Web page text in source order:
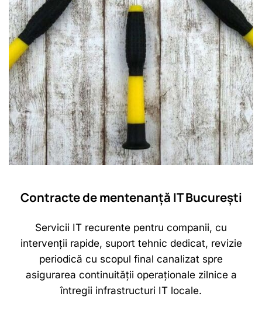
Contracte de mentenanță IT București
Servicii IT recurente pentru companii, cu
intervenții rapide, suport tehnic dedicat, revizie
periodică cu scopul final canalizat spre
asigurarea continuității operaționale zilnice a
întregii infrastructuri IT locale.